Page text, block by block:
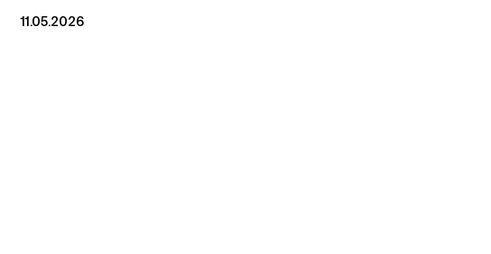
11.05.2026